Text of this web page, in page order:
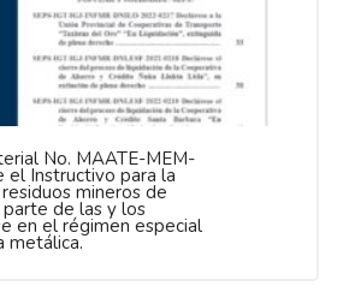
No. MAATE-MEM-
el Instructivo para la
mineros de
de las y los
en el régimen especial
metálica.